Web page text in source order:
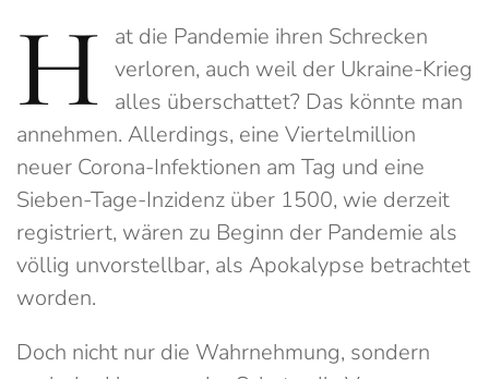
H at die Pandemie ihren Schrecken
verloren, auch weil der Ukraine-Krieg
alles überschattet? Das könnte man
annehmen. Allerdings, eine Viertelmillion
neuer Corona-Infektionen am Tag und eine
Sieben-Tage-Inzidenz über 1500, wie derzeit
registriert, wären zu Beginn der Pandemie als
völlig unvorstellbar, als Apokalypse betrachtet
worden.
Doch nicht nur die Wahrnehmung, sondern